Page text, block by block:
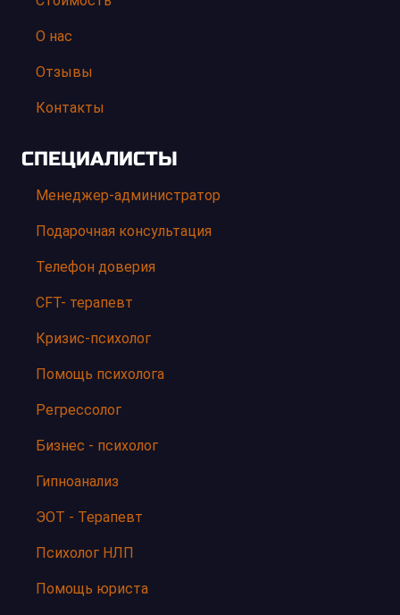
О нас
Отзывы
Контакты
СПЕЦИАЛИСТЫ
Менеджер-администратор
Подарочная консультация
Телефон доверия
CFT- терапевт
Кризис-психолог
Помощь психолога
Регрессолог
Бизнес - психолог
Гипноанализ
ЭОТ - Терапевт
Психолог НЛП
Помощь юриста